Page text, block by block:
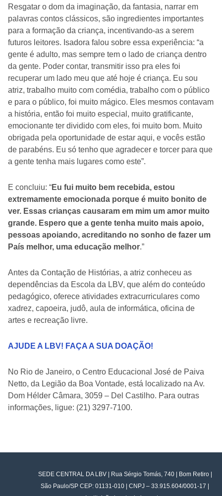
Resgatar o dom da imaginação, da fantasia, narrar em
palavras contos clássicos, são ingredientes importantes
para a formação da criança, incentivando-as a serem
futuros leitores. Isadora falou sobre essa experiência: “a
gente é adulto, mas sempre tem o lado de criança dentro
da gente. Poder contar, transmitir isso pra eles foi
recuperar um lado meu que até hoje é criança. Eu sou
atriz, trabalho muito com comédia, trabalho com o público
e para o público, foi muito mágico. Eles mesmos contavam
a história, então foi muito especial, muito gratificante,
emocionante ter dividido com eles, foi muito bom. Muito
obrigada pela oportunidade de estar aqui, e vocês estão
de parabéns. Eu só tenho que agradecer e torcer para que
a gente tenha mais lugares como este”.
E concluiu: “Eu fui muito bem recebida, estou
extremamente emocionada porque é muito bonito de
ver. Essas crianças causaram em mim um amor muito
grande. Espero que a gente tenha muito mais apoio,
pessoas apoiando, acreditando no sonho de fazer um
País melhor, uma educação melhor.”
Antes da Contação de Histórias, a atriz conheceu as
dependências da Escola da LBV, que além do conteúdo
pedagógico, oferece atividades extracurriculares como
xadrez, capoeira, judô, aula de informática, oficina de
artes e recreação livre.
AJUDE A LBV! FAÇA A SUA DOAÇÃO!
No Rio de Janeiro, o Centro Educacional José de Paiva
Netto, da Legião da Boa Vontade, está localizado na Av.
Dom Hélder Câmara, 3059 – Del Castilho. Para outras
informações, ligue: (21) 3297-7100.
SEDE CENTRAL DA LBV | Rua Sérgio Tomás, 740 | Bom Retiro |
São Paulo/SP CEP: 01131-010 | CNPJ – 33.915.604/0001-17 |